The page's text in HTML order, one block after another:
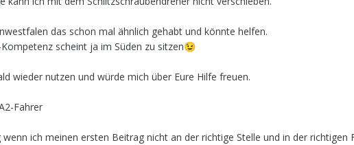
das schon mal ähnlich gehabt und könnte helfen.
scheint ja im Süden zu sitzen😉
wieder nutzen und würde mich über Eure Hilfe freuen.
Fahrer
wenn ich meinen ersten Beitrag nicht an der richtige Stelle und in der richtigen